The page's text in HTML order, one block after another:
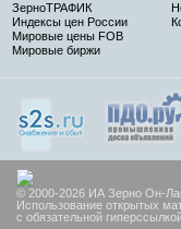
ЗерноТРАФИК
Индексы цен России
Мировые цены FOB
Мировые биржи
© 2000-2026 ИА Зерно Он-
Использование открытых
с обязательной